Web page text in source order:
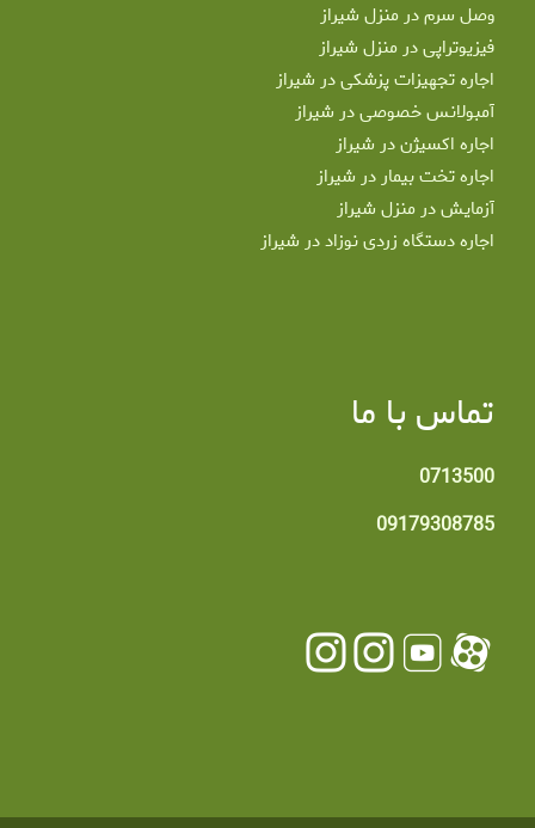
وصل سرم در منزل شیراز
فیزیوتراپی در منزل شیراز
اجاره تجهیزات پزشکی در شیراز
آمبولانس خصوصی در شیراز
اجاره اکسیژن در شیراز
اجاره تخت بیمار در شیراز
آزمایش در منزل شیراز
اجاره دستگاه زردی نوزاد در شیراز
تماس با ما
0713500
09179308785